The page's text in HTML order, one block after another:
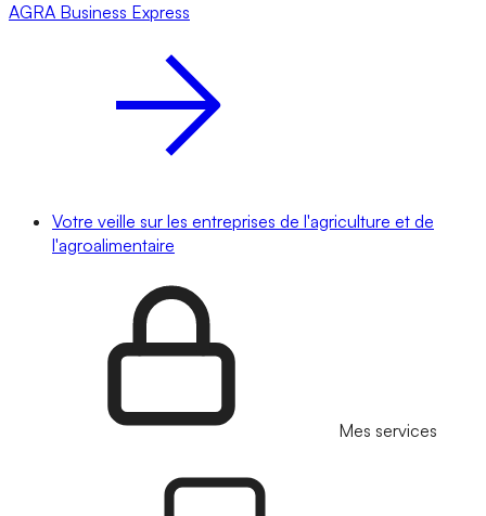
AGRA Business Express
Votre veille sur les entreprises de l'agriculture et de
l'agroalimentaire
Mes services